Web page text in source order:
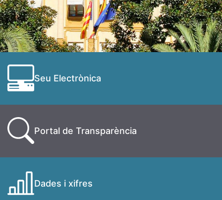
Seu Electrònica
Portal de Transparència
Dades i xifres